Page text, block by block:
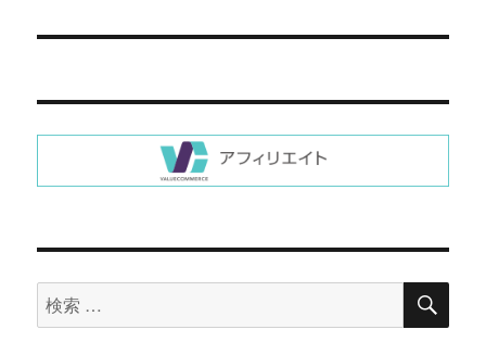
ー
投
検
索
検